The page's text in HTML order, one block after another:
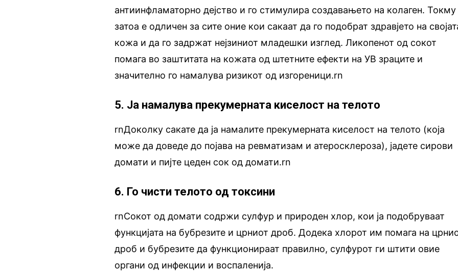
антиинфламаторно дејство и го стимулира создавањето на колаген. Токму
затоа е одличен за сите оние кои сакаат да го подобрат здравјето на
кожа и да го задржат нејзиниот младешки изглед. Ликопенот од сокот
помага во заштитата на кожата од штетните ефекти на УВ зраците и
значително го намалува ризикот од изгореници.rn
5. Ја намалува прекумерната киселост на телото
rnДоколку сакате да ја намалите прекумерната киселост на телото (која
може да доведе до појава на ревматизам и атеросклероза), јадете сирови
домати и пијте цеден сок од домати.rn
6. Го чисти телото од токсини
rnСокот од домати содржи сулфур и природен хлор, кои ја подобруваат
функцијата на бубрезите и црниот дроб. Додека хлорот им помага на
дроб и бубрезите да функционираат правилно, сулфурот ги штити овие
органи од инфекции и воспаленија.